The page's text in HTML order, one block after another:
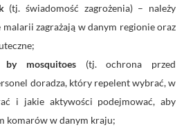
(tj. świadomość zagrożenia) – należy
zagrażają w danym regionie oraz
mosquitoes(tj. ochrona przed
doradza, który repelent wybrać, w
i jakie aktywości podejmować, aby
komarów w danym kraju;